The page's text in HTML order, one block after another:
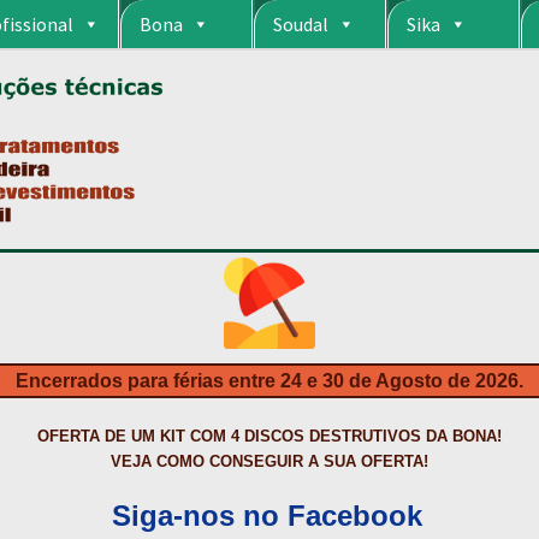
Bona Soudal Sika
CARRINHO CART
DA BONA?
HIDROFUGANTES
PRODUTOS ECOLÓGICOS CERTIFICADOS
DE BETÃO COM FERRO À VISTA REVESTIMENTO DE TANQUES E
TERMOS E CONDIÇÕESTINTA PROTEÇÃOTINTASTRATAMENTO
Encerrados para férias entre 24 e 30 de Agosto de 2026.
OFERTA DE UM KIT COM 4 DISCOS DESTRUTIVOS DA BONA!
VEJA COMO CONSEGUIR A SUA OFERTA!
Siga-nos no Facebook